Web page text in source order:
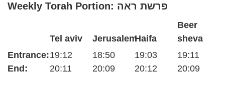
Weekly Torah Portion: פרשת ראה
Entrance:
End:
Tel aviv
19:12
20:11
Jerusalem
18:50
20:09
Haifa
19:03
20:12
Beer
sheva
19:11
20:09